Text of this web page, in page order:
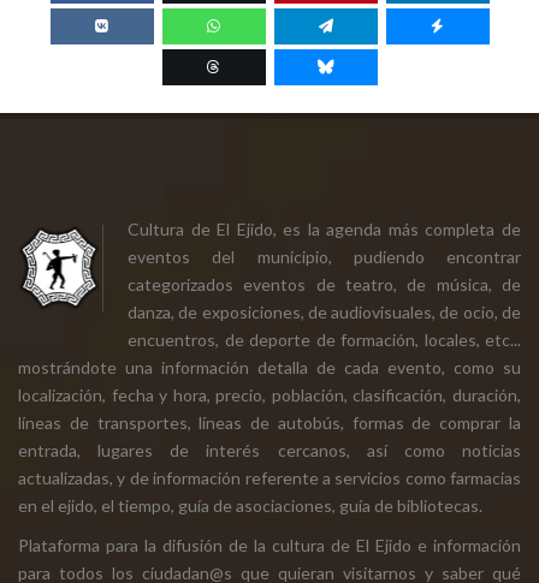
Cultura de El Ejido, es la agenda más completa de
eventos del municipio, pudiendo encontrar
categorizados eventos de teatro, de música, de
danza, de exposiciones, de audiovisuales, de ocio, de
encuentros, de deporte de formación, locales, etc...
mostrándote una información detalla de cada evento, como su
localización, fecha y hora, precio, población, clasificación, duración,
líneas de transportes, líneas de autobús, formas de comprar la
entrada, lugares de interés cercanos, así como noticias
actualizadas, y de información referente a servicios como farmacias
en el ejido, el tiempo, guía de asociaciones, guía de bibliotecas.
Plataforma para la difusión de la cultura de El Ejido e información
para todos los ciudadan@s que quieran visitarnos y saber qué